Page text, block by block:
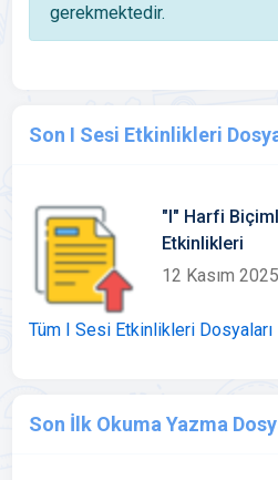
gerekmektedir.
Son I Sesi Etkinlikleri
"I" Harfi
Etkinlikleri
12 Kasım 2025
Tüm I Sesi Etkinlikleri Dosyaları
Son İlk Okuma Yazma